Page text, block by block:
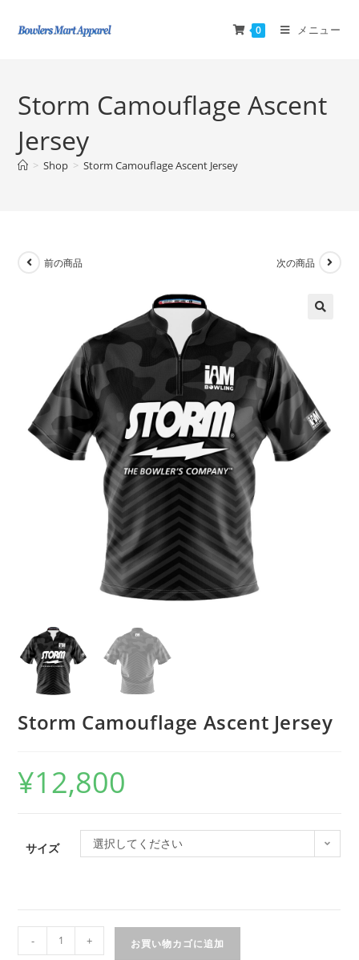
0 メニュー
Storm Camouflage Ascent
Jersey
> Shop > Storm Camouflage Ascent Jersey
前の商品 次の商品
Storm Camouflage Ascent Jersey
¥12,800
サイズ 選択してください
- + お買い物カゴに追加